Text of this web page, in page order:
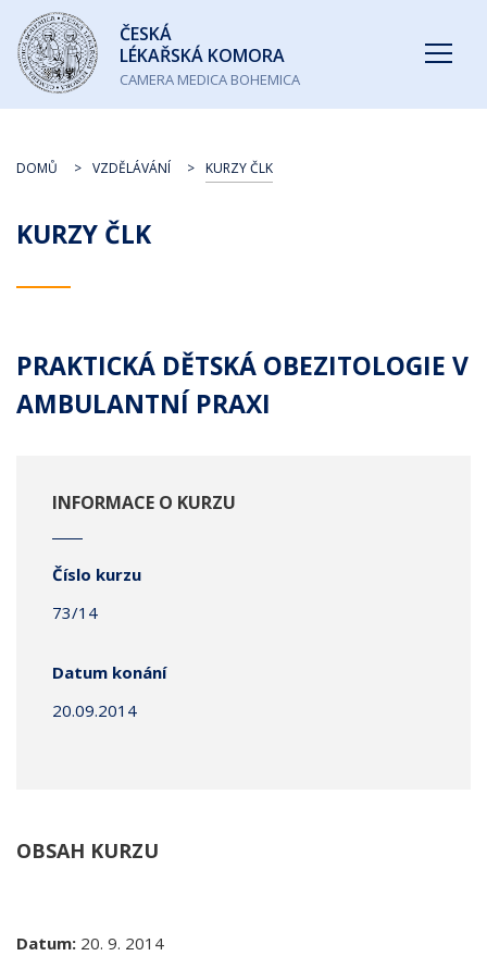
Česká
lékařská
komora
ČESKÁ
LÉKAŘSKÁ KOMORA
CAMERA MEDICA BOHEMICA
KURZY ČLK
DOMŮ VZDĚLÁVÁNÍ KURZY ČLK
PRAKTICKÁ DĚTSKÁ OBEZITOLOGIE V
AMBULANTNÍ PRAXI
INFORMACE O KURZU
Číslo kurzu
73/14
Datum konání
20.09.2014
OBSAH KURZU
Datum: 20. 9. 2014